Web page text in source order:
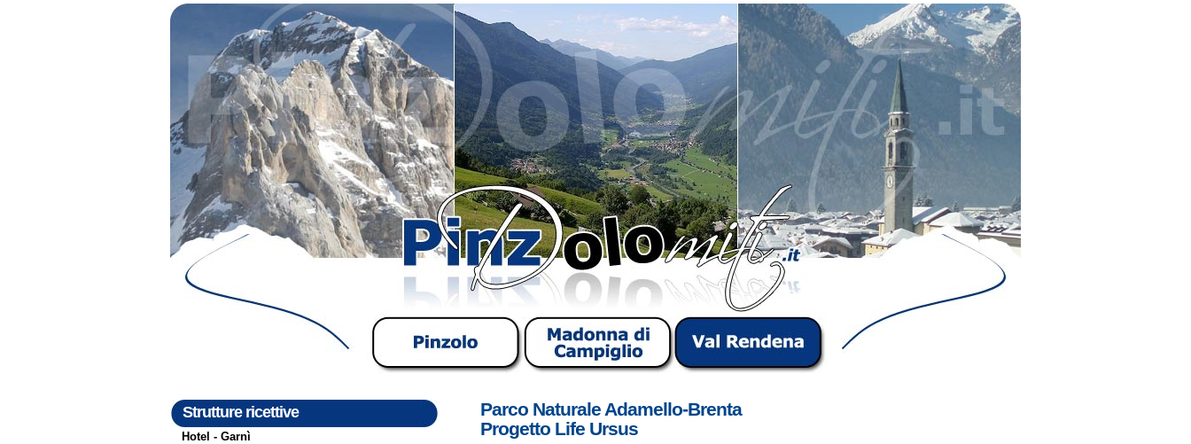
Strutture ricettive
Hotel - Garnì
Parco Naturale Adamello-Brenta
Progetto Life Ursus